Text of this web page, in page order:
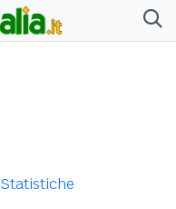
Statistiche